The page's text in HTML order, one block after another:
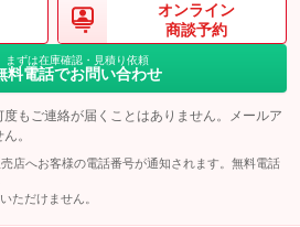
オンライン
商談予約
まずは在庫確認・見積り依頼
料電話でお問い合わせ
もご連絡が届くことはありません。メールア
。
店へお客様の電話番号が通知されます。無料電話
ただけません。